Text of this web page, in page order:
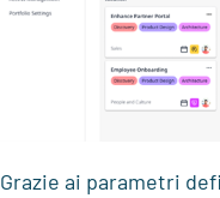
Grazie ai parametri